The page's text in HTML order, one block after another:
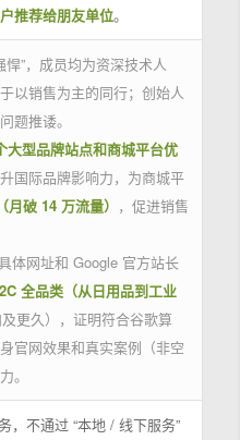
推荐给朋友单位。
悍”，成员均为资深技术人
以销售为主的同行；创始人
题推诿。
大型品牌站点和商城平台优
国际品牌影响力，为商城平
破 14 万流量） ，促进销售
体网址和 Google 官方站长
全品类（从日用品到工业
更久），证明符合谷歌算
官网效果和真实案例（非空
。
，不通过 “本地 / 线下服务”